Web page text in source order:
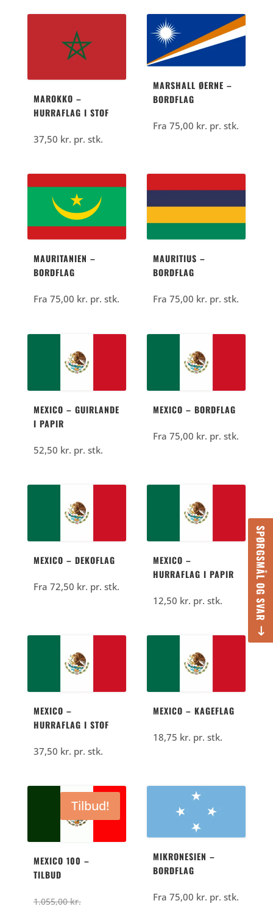
SPØRGSMÅL OG SVAR
MAROKKO –
HURRAFLAG I STOF
37,50 kr. pr. stk.
MARSHALL ØERNE –
BORDFLAG
Fra75,00 kr. pr. stk.
MAURITANIEN –
BORDFLAG
Fra 75,00 kr. pr. stk.
MAURITIUS –
BORDFLAG
Fra75,00 kr. pr. stk.
MEXICO – GUIRLANDE
I PAPIR
52,50 kr. pr. stk.
MEXICO – BORDFLAG
Fra75,00 kr. pr. stk.
MEXICO – DEKOFLAG
Fra 72,50 kr. pr. stk.
MEXICO –
HURRAFLAG I PAPIR
12,50 kr. pr. stk.
MEXICO –
HURRAFLAG I STOF
37,50 kr. pr. stk.
MEXICO – KAGEFLAG
18,75 kr. pr. stk.
Tilbud!
MEXICO 100 –
TILBUD
1.055,00kr.Den
MIKRONESIEN –
BORDFLAG
Fra75,00 kr. pr. stk.